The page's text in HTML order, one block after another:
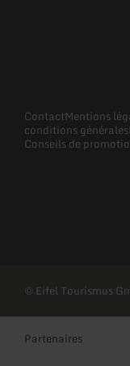
ContactMentions
conditions générales
Conseils de
© Eifel Tourismus
Partenaires